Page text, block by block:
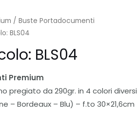
/ Buste Portadocumenti
BLS04
BLS04
Premium
pregiato da 290gr. in 4 colori diversi
– Bordeaux – Blu) – f.to 30×21,6cm